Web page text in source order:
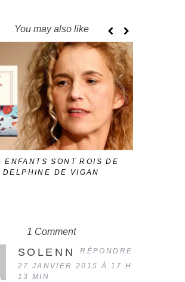
You may also like
ENFANTS SONT ROIS DE
DELPHINE DE VIGAN
1 Comment
SOLENN
27 JANVIER 2015 À 17 H
13 MIN
RÉPONDRE